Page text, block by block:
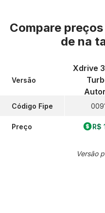
Compare
de na
Versão
Código Fipe
Preço
Xdrive
R$
Versão